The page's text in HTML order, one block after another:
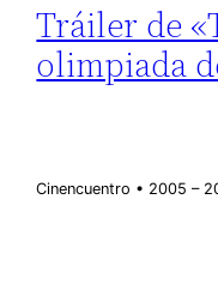
Tráiler de
olimpiada
Cinencuentro • 2005 –